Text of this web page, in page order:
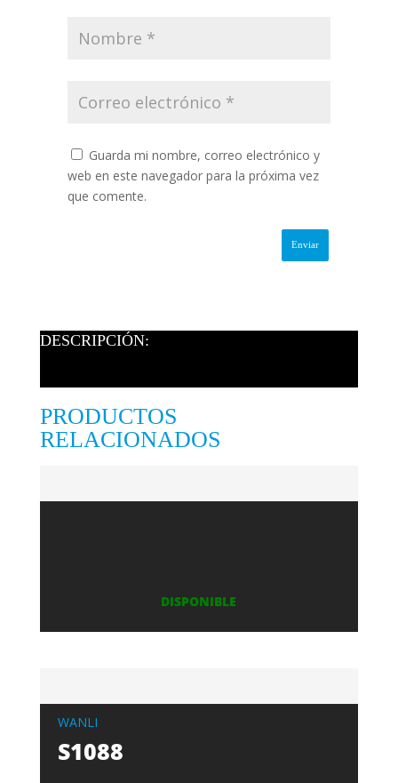
Guarda mi nombre, correo electrónico y
web en este navegador para la próxima vez
que comente.
DESCRIPCIÓN:
PRODUCTOS
RELACIONADOS
DISPONIBLE
WANLI
S1088